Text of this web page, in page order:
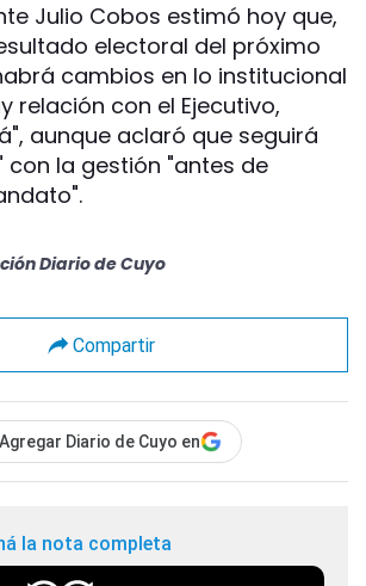
Julio Cobos estimó hoy que,
electoral del próximo
cambios en lo institucional
relación con el Ejecutivo,
aunque aclaró que seguirá
con la gestión "antes de
Diario de Cuyo
Compartir
Agregar Diario de Cuyo en
la nota completa